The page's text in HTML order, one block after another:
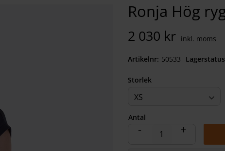
Ronja Hög
2 030 kr
Storlek
XS
Antal
+
-
Lagerstatus
Artikelnr 505332630